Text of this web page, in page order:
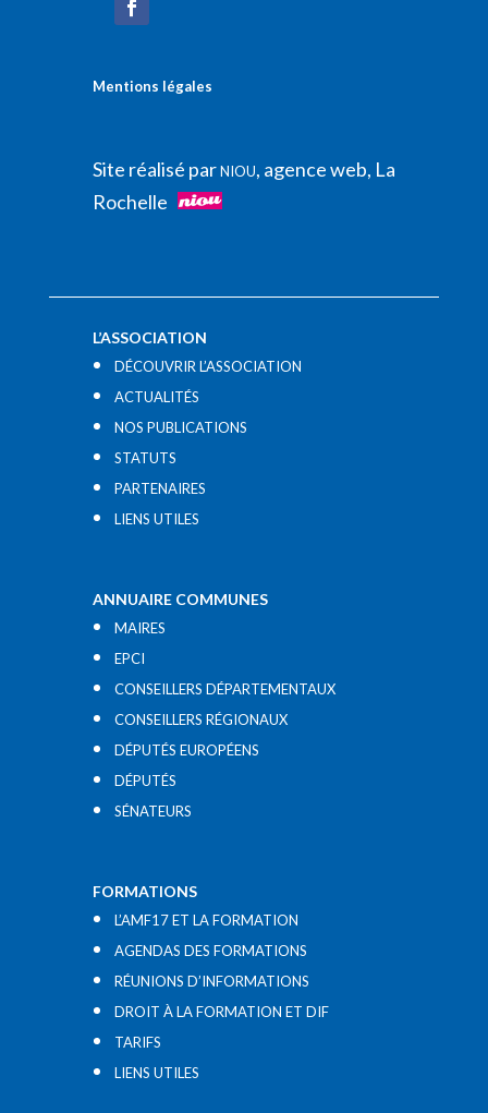
Mentions légales
Site réalisé parNIOU, agence web, La
Rochelle
L’ASSOCIATION
DÉCOUVRIR L’ASSOCIATION
ACTUALITÉS
NOS PUBLICATIONS
STATUTS
PARTENAIRES
LIENS UTILES​
ANNUAIRE COMMUNES
MAIRES
EPCI
CONSEILLERS DÉPARTEMENTAUX
CONSEILLERS RÉGIONAUX
DÉPUTÉS EUROPÉENS
DÉPUTÉS
SÉNATEURS
FORMATIONS
L’AMF17 ET LA FORMATION
AGENDAS DES FORMATIONS
RÉUNIONS D’INFORMATIONS
DROIT À LA FORMATION ET DIF
TARIFS
LIENS UTILES​